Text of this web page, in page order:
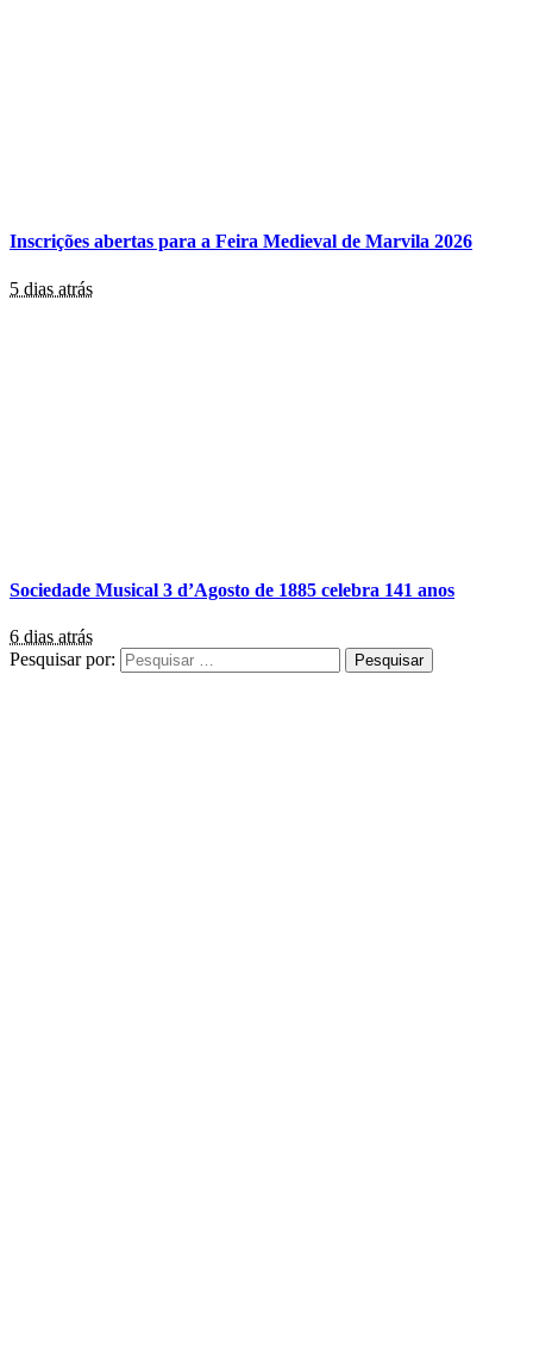
Inscrições abertas para a Feira Medieval de Marvila 2026
5 dias atrás
Sociedade Musical 3 d’Agosto de 1885 celebra 141 anos
6 dias atrás
Pesquisar por: